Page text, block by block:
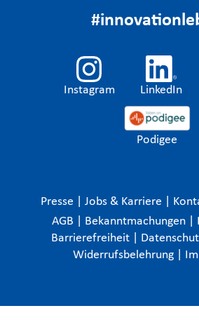
Instagram LinkedIn
Podigee
Presse Jobs & Karriere
AGB
Bekanntmachungen
Barrierefreiheit
Widerrufsbelehrung